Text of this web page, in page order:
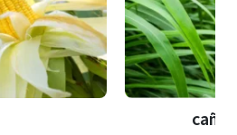
caña